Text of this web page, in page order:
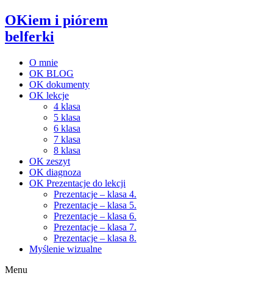
OKiem i piórem
belferki
O mnie
OK BLOG
OK dokumenty
OK lekcje
4 klasa
5 klasa
6 klasa
7 klasa
8 klasa
OK zeszyt
OK diagnoza
OK Prezentacje do lekcji
Prezentacje – klasa 4.
Prezentacje – klasa 5.
Prezentacje – klasa 6.
Prezentacje – klasa 7.
Prezentacje – klasa 8.
Myślenie wizualne
Menu